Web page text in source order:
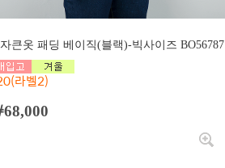
큰옷 패딩 베이직(블랙)-빅사이즈 BO56787
라벨2)
68,000